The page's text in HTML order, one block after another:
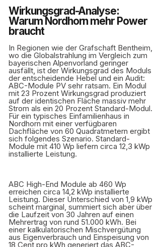
Wirkungsgrad-Analyse:
Warum Nordhorn mehr Power
braucht
In Regionen wie der Grafschaft Bentheim,
wo die Globalstrahlung im Vergleich zum
bayerischen Alpenvorland geringer
ausfällt, ist der Wirkungsgrad des Moduls
der entscheidende Hebel und ein Audit:
ABC-Module PV sehr ratsam. Ein Modul
mit 23 Prozent Wirkungsgrad produziert
auf der identischen Fläche massiv mehr
Strom als ein 20 Prozent Standard-Modul.
Für ein typisches Einfamilienhaus in
Nordhorn mit einer verfügbaren
Dachfläche von 60 Quadratmetern ergibt
sich folgendes Szenario. Standard-
Module mit 410 Wp liefern circa 12,3 kWp
installierte Leistung.
ABC High-End Module ab 460 Wp
erreichen circa 14,2 kWp installierte
Leistung. Dieser Unterschied von 1,9 kWp
scheint marginal, summiert sich aber über
die Laufzeit von 30 Jahren auf einen
Mehrertrag von rund 51.000 kWh. Bei
einer kalkulatorischen Mischvergütung
aus Eigenverbrauch und Einspeisung von
18 Cent pro kWh generiert das ABC-